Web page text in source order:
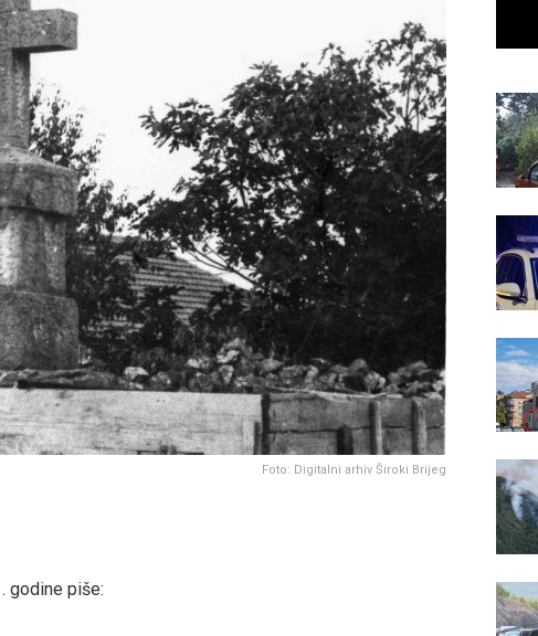
Foto: Digitalni arhiv Široki Brijeg
godine piše: